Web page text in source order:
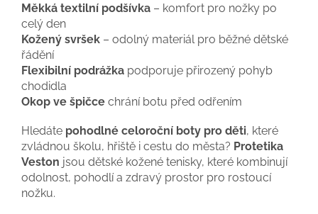
Měkká textilní podšívka – komfort pro nožky po
celý den
Kožený svršek – odolný materiál pro běžné dětské
řádění
Flexibilní podrážka podporuje přirozený pohyb
chodidla
Okop ve špičce chrání botu před odřením
Hledáte pohodlné celoroční boty pro děti, které
zvládnou školu, hřiště i cestu do města? Protetika
Veston jsou dětské kožené tenisky, které kombinují
odolnost, pohodlí a zdravý prostor pro rostoucí
nožku.